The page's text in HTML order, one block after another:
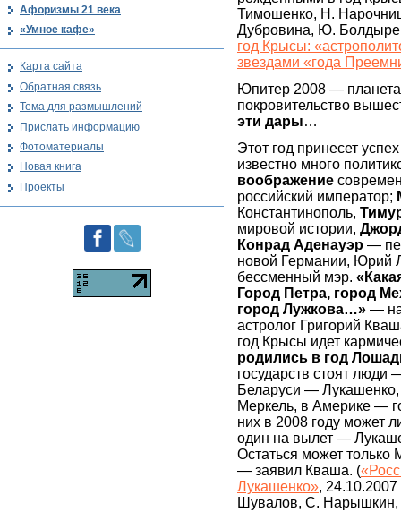
Тимошенко, Н.
Дубровина, Ю.
год Крысы:
звездами «года
Юпитер 2008 — планета
покровительство
эти дары…
Этот год принесет
известно много
воображение
российский император;
Константинополь,
мировой истории,
Конрад Аденауэр —
новой Германии, Юрий
бессменный мэр.
Город Петра, город
город Лужкова…» — на
астролог Григорий
год Крысы идет
родились в год
государств стоят
Беларуси —
Меркель, в Америке —
них в 2008 году может
один на вылет —
Остаться может только
— заявил Кваша. (
Лукашенко»,
Шувалов, С.
Афоризмы 21 века
«Умное кафе»
Карта сайта
Обратная связь
Тема для размышлений
Прислать информацию
Фотоматериалы
Новая книга
Проекты